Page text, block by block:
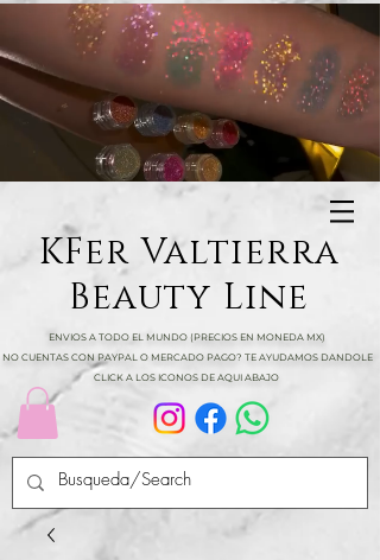
KFer Valtierra
Beauty Line
ENVIOS A TODO EL MUNDO (PRECIOS EN MONEDA MX)
NO CUENTAS CON PAYPAL O MERCADO PAGO? TE AYUDAMOS DANDOLE
CLICK A LOS ICONOS DE AQUI ABAJO